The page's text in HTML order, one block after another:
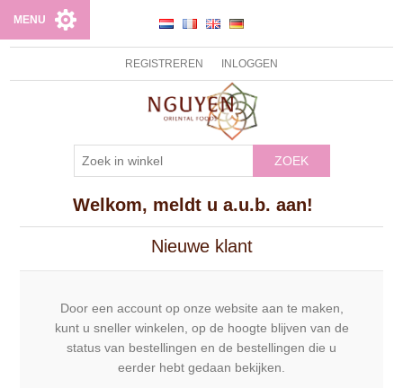
REGISTREREN INLOGGEN
ZOEK
MENU
Welkom, meldt u a.u.b. aan!
Nieuwe klant
Door een account op onze website aan te maken,
kunt u sneller winkelen, op de hoogte blijven van de
status van bestellingen en de bestellingen die u
eerder hebt gedaan bekijken.